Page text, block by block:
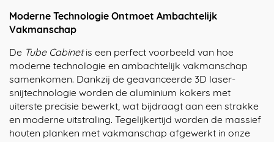
Moderne Technologie Ontmoet Ambachtelijk
Vakmanschap
De Tube Cabinetis een perfect voorbeeld van hoe
moderne technologie en ambachtelijk vakmanschap
samenkomen. Dankzij de geavanceerde 3D laser-
snijtechnologie worden de aluminium kokers met
uiterste precisie bewerkt, wat bijdraagt aan een strakke
en moderne uitstraling. Tegelijkertijd worden de massief
houten planken met vakmanschap afgewerkt in onze